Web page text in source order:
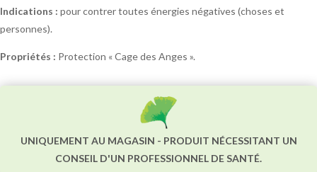
Indications : pour contrer toutes énergies négatives (choses et
personnes).
Propriétés : Protection « Cage des Anges ».
UNIQUEMENT AU MAGASIN - PRODUIT NÉCESSITANT UN
CONSEIL D'UN PROFESSIONNEL DE SANTÉ.